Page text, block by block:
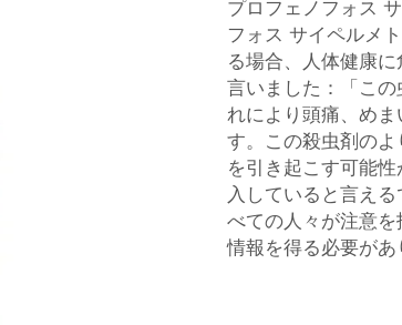
プロフェノフォス
フォス サイペルメ
る場合、人体健康
言いました：「こ
れにより頭痛、め
す。この殺虫剤の
を引き起こす可能
入していると言え
べての人々が注意
情報を得る必要があ